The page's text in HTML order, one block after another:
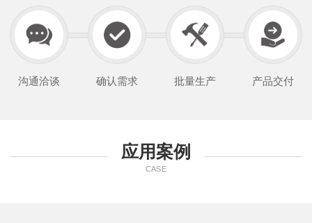
沟通洽谈 确认需求 批量生产 产品交付
应用案例
CASE